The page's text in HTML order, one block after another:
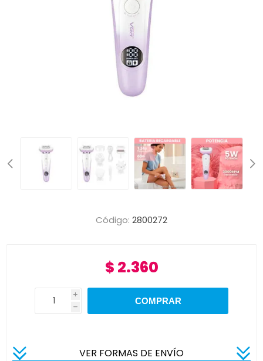
Código: 2800272
$ 2.360
i
h
VER FORMAS DE ENVÍO